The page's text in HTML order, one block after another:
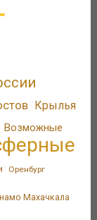
Крылья
Возможные
Оренбург
Махачкала